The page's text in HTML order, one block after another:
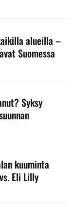
alueilla –
Suomessa
Syksy
kuuminta
Eli Lilly